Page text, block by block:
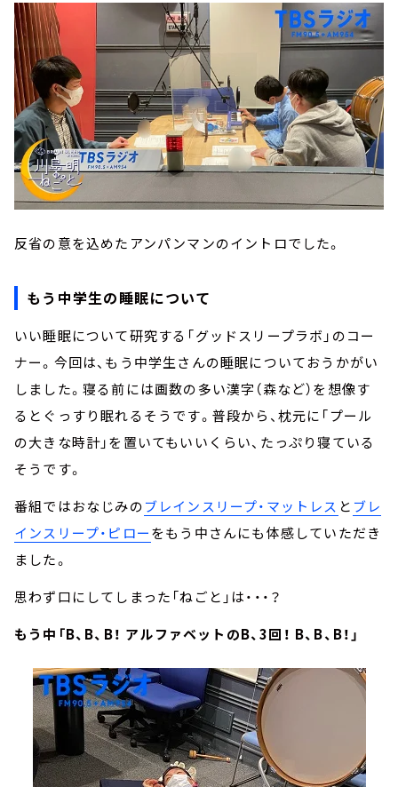
反省の意を込めたアンパンマンのイントロでした。
もう中学生の睡眠について
いい睡眠について研究する「グッドスリープラボ」のコー
ナー。今回は、もう中学生さんの睡眠についておうかがい
しました。寝る前には画数の多い漢字（森など）を想像す
るとぐっすり眠れるそうです。普段から、枕元に「プール
の大きな時計」を置いてもいいくらい、たっぷり寝ている
そうです。
番組ではおなじみのブレインスリープ・マットレス と ブレ
インスリープ・ピローをもう中さんにも体感していただき
ました。
思わず口にしてしまった「ねごと」は・・・？
もう中「B、B、B！ アルファベットのB、3回！ B、B、B！」